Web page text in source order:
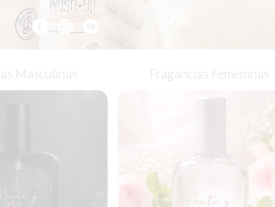
SÍGUENOS EN
Masculinas Fragancias Femeninas